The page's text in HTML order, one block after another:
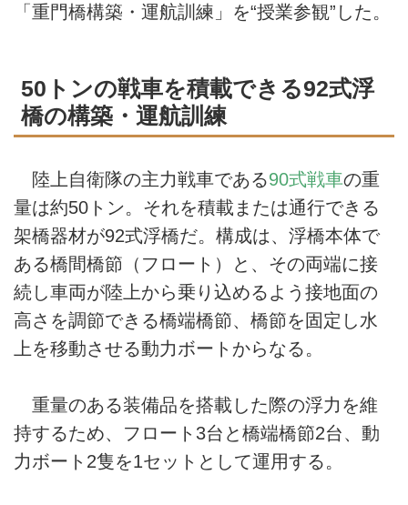
「重門橋構築・運航訓練」を“授業参観”した。
50トンの戦車を積載できる92式浮
橋の構築・運航訓練
陸上自衛隊の主力戦車である90式戦車の重
量は約50トン。それを積載または通行できる
架橋器材が92式浮橋だ。構成は、浮橋本体で
ある橋間橋節（フロート）と、その両端に接
続し車両が陸上から乗り込めるよう接地面の
高さを調節できる橋端橋節、橋節を固定し水
上を移動させる動力ボートからなる。
重量のある装備品を搭載した際の浮力を維
持するため、フロート3台と橋端橋節2台、動
力ボート2隻を1セットとして運用する。